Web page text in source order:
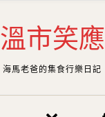
溫市笑應
海馬老爸的集食行樂日記